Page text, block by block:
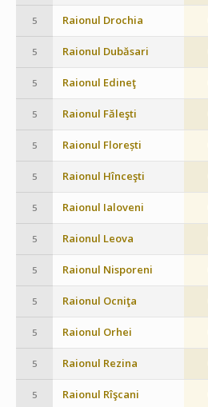
5 Raionul Drochia
5 Raionul Dubăsari
5 Raionul Edineţ
5 Raionul Făleşti
5 Raionul Florești
5 Raionul Hînceşti
5 Raionul Ialoveni
5 Raionul Leova
5 Raionul Nisporeni
5 Raionul Ocniţa
5 Raionul Orhei
5 Raionul Rezina
5 Raionul Rîşcani